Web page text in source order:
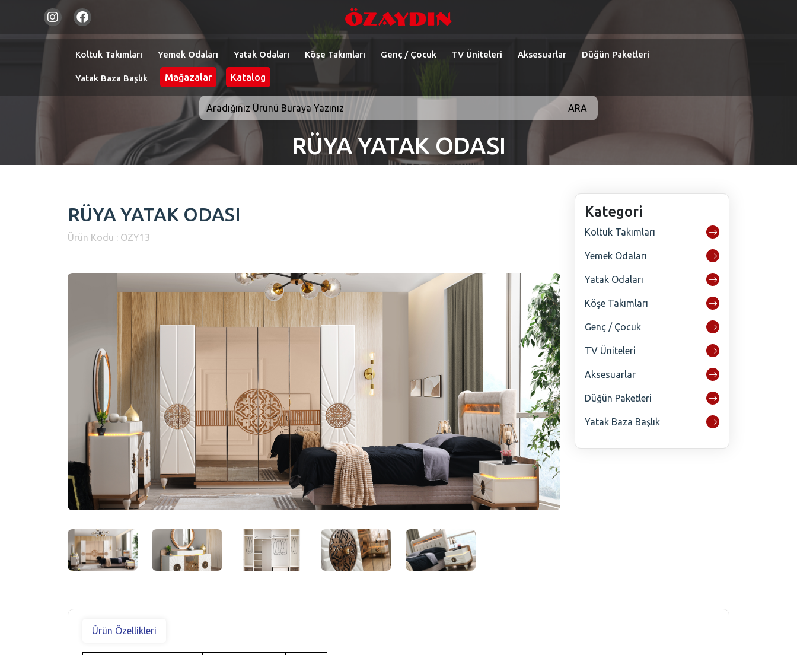
Koltuk Takımları Yemek Odaları Yatak Odaları Köşe Takımları Genç / Çocuk TV Üniteleri Aksesuarlar Düğün Paketleri
Yatak Baza Başlık Mağazalar Katalog
ARA
RÜYA YATAK ODASI
RÜYA YATAK ODASI
Ürün Kodu : OZY13
Kategori
Koltuk Takımları
Yemek Odaları
Yatak Odaları
Köşe Takımları
Genç / Çocuk
TV Üniteleri
Aksesuarlar
Düğün Paketleri
Yatak Baza Başlık
Ürün Özellikleri